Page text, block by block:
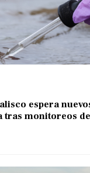
espera
tras monitoreos